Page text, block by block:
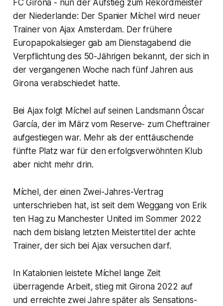
FC Girona - nun der Aufstieg zum Rekordmeister
der Niederlande: Der Spanier Míchel wird neuer
Trainer von Ajax Amsterdam. Der frühere
Europapokalsieger gab am Dienstagabend die
Verpflichtung des 50-Jährigen bekannt, der sich in
der vergangenen Woche nach fünf Jahren aus
Girona verabschiedet hatte.
Bei Ajax folgt Míchel auf seinen Landsmann Óscar
García, der im März vom Reserve- zum Cheftrainer
aufgestiegen war. Mehr als der enttäuschende
fünfte Platz war für den erfolgsverwöhnten Klub
aber nicht mehr drin.
Míchel, der einen Zwei-Jahres-Vertrag
unterschrieben hat, ist seit dem Weggang von Erik
ten Hag zu Manchester United im Sommer 2022
nach dem bislang letzten Meistertitel der achte
Trainer, der sich bei Ajax versuchen darf.
In Katalonien leistete Míchel lange Zeit
überragende Arbeit, stieg mit Girona 2022 auf
und erreichte zwei Jahre später als Sensations-